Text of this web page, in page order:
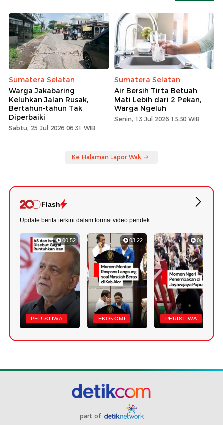
Sumatera Selatan
Warga Jakabaring
Keluhkan Jalan Rusak,
Bertahun-tahun Tak
Diperbaiki
Sabtu, 25 Jul 2026 06:31 WIB
Sumatera Selatan
Air Bersih Tirta Betuah
Mati Lebih dari 2 Pekan,
Warga Ngeluh
Senin, 13 Jul 2026 13:30 WIB
Ke Halaman Lapor Wak
Flash
Update berita terkini dalam format video pendek.
00:52
PERISTIWA
03:22
EKONOMI
00:42
PERISTIWA
part of